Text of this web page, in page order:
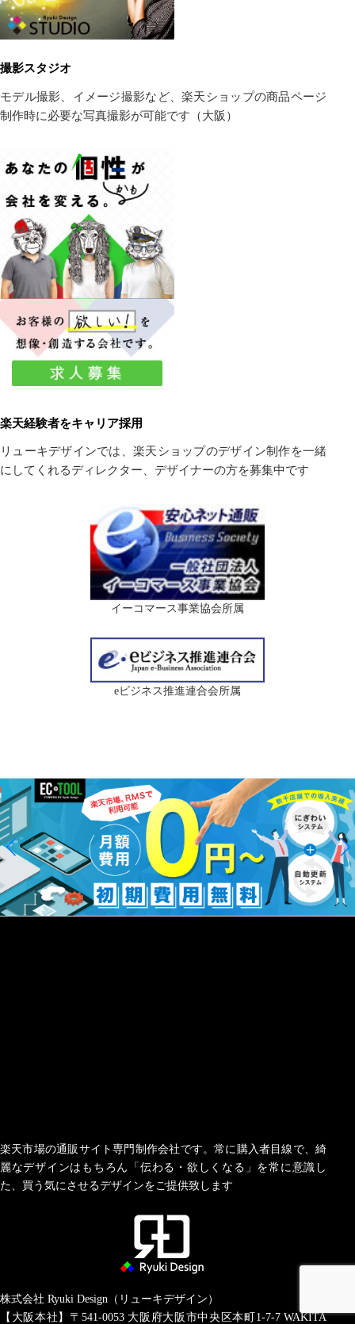
撮影スタジオ
モデル撮影、イメージ撮影など、楽天ショップの商品ページ
制作時に必要な写真撮影が可能です（大阪）
楽天経験者をキャリア採用
リューキデザインでは、楽天ショップのデザイン制作を一緒
にしてくれるディレクター、デザイナーの方を募集中です
イーコマース事業協会所属
eビジネス推進連合会所属
楽天市場の通販サイト専門制作会社です。常に購入者目線で、綺
麗なデザインはもちろん「伝わる・欲しくなる」を常に意識し
た、買う気にさせるデザインをご提供致します
株式会社 Ryuki Design（リューキデザイン）
【大阪本社】〒541-0053大阪府大阪市中央区本町1-7-7 WAKITA